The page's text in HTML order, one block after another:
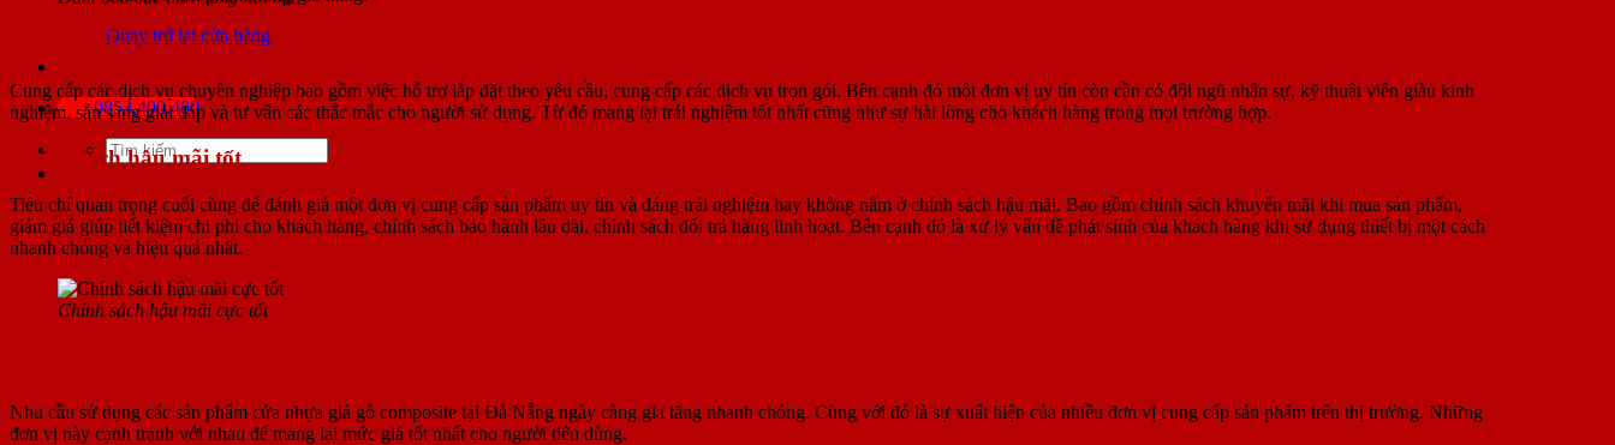
Quay trở lại cửa hàng
0853.400.400
Tìm
kiếm:
Dịch vụ chuyên nghiệp
Cung cấp các dịch vụ chuyên nghiệp bao gồm việc hỗ trợ lắp đặt theo yêu cầu, cung cấp các dịch vụ trọn gói. Bên cạnh đó một đơn vị uy tín còn cần có đội ngũ nhân sự, kỹ thuật viên giàu kinh
nghiệm, sẵn sàng giải đáp và tư vấn các thắc mắc cho người sử dụng. Từ đó mang lại trải nghiệm tốt nhất cũng như sự hài lòng cho khách hàng trong mọi trường hợp.
Chính sách hậu mãi tốt
Tiêu chí quan trọng cuối cùng để đánh giá một đơn vị cung cấp sản phẩm uy tín và đáng trải nghiệm hay không nằm ở chính sách hậu mãi. Bao gồm chính sách khuyến mãi khi mua sản phẩm,
giảm giá giúp tiết kiệm chi phí cho khách hàng, chính sách bảo hành lâu dài, chính sách đổi trả hàng linh hoạt. Bên cạnh đó là xử lý vấn đề phát sinh của khách hàng khi sử dụng thiết bị một cách
nhanh chóng và hiệu quả nhất.
Chính sách hậu mãi cực tốt
Nhu cầu sử dụng các sản phẩm cửa nhựa giả gỗ composite tại Đà Nẵng ngày càng gia tăng nhanh chóng. Cùng với đó là sự xuất hiện của nhiều đơn vị cung cấp sản phẩm trên thị trường. Những
đơn vị này cạnh tranh với nhau để mang lại mức giá tốt nhất cho người tiêu dùng.